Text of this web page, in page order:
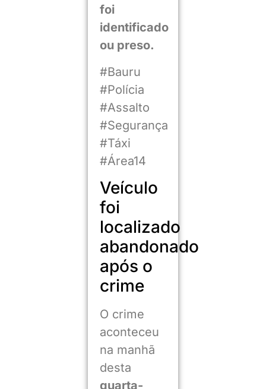
foi
identificado
ou preso.
#Bauru
#Polícia
#Assalto
#Segurança
#Táxi
#Área14
Veículo
foi
localizado
abandonado
após o
crime
O crime
aconteceu
na manhã
desta
quarta-